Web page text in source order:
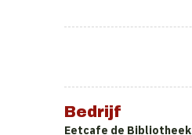
Bedrijf
Eetcafe de Bibliotheek